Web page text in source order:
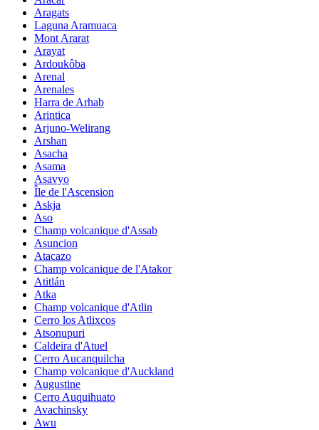
Aragats
Laguna Aramuaca
Mont Ararat
Arayat
Ardoukôba
Arenal
Arenales
Harra de Arhab
Arintica
Arjuno-Welirang
Arshan
Asacha
Asama
Asavyo
Île de l'Ascension
Askja
Aso
Champ volcanique d'Assab
Asuncion
Atacazo
Champ volcanique de l'Atakor
Atitlán
Atka
Champ volcanique d'Atlin
Cerro los Atlixcos
Atsonupuri
Caldeira d'Atuel
Cerro Aucanquilcha
Champ volcanique d'Auckland
Augustine
Cerro Auquihuato
Avachinsky
Awu